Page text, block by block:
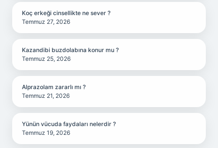
Koç erkeği cinsellikte ne sever ?
Temmuz 27, 2026
Kazandibi buzdolabına konur mu ?
Temmuz 25, 2026
Alprazolam zararlı mı ?
Temmuz 21, 2026
Yünün vücuda faydaları nelerdir ?
Temmuz 19, 2026